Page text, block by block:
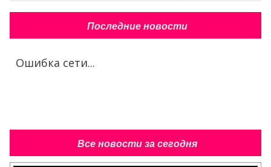
Последние новости
Ошибка сети...
Все новости за сегодня